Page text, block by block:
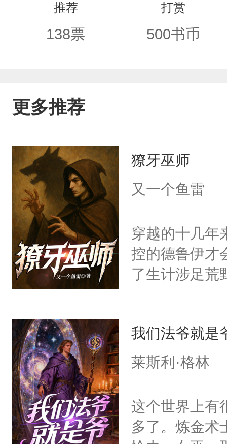
推荐
138票
打赏
500书币
更多推荐
獠牙巫师
又一个鱼雷
穿越的十几年
控的德鲁伊才
了生计涉足荒
我们法爷就是
莱斯利·格林
这个世界上有
多了。炼金术